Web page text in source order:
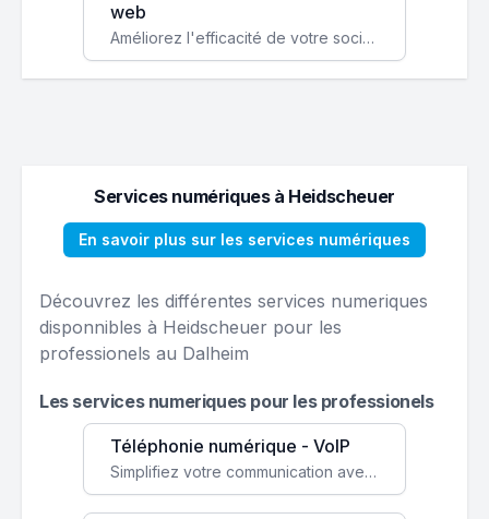
web
Améliorez l'efficacité de votre société avec une application web personnalisée accessible partout et tout le temps.
Services numériques à Heidscheuer
En savoir plus sur les services numériques
Découvrez les différentes services numeriques
disponnibles à Heidscheuer pour les
professionels au Dalheim
Les services numeriques pour les professionels
Téléphonie numérique - VoIP
Simplifiez votre communication avec une solution VoIP flexible, économique et adaptée à vos besoins professionnels.